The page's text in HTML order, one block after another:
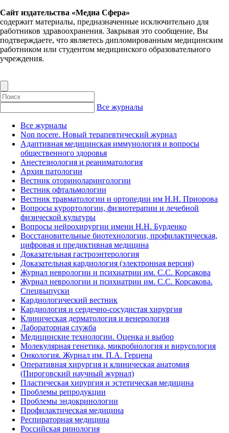
Сайт издательства «Медиа Сфера»
содержит материалы, предназначенные исключительно для
работников здравоохранения. Закрывая это сообщение, Вы
подтверждаете, что являетесь дипломированным медицинским
работником или студентом медицинского образовательного
учреждения.
Все журналы
Все журналы
Non nocere. Новый терапевтический журнал
Адаптивная медицинская иммунология и вопросы
общественного здоровья
Анестезиология и реаниматология
Архив патологии
Вестник оториноларингологии
Вестник офтальмологии
Вестник травматологии и ортопедии им Н.Н. Приорова
Вопросы курортологии, физиотерапии и лечебной
физической культуры
Вопросы нейрохирургии имени Н.Н. Бурденко
Восстановительные биотехнологии, профилактическая,
цифровая и предиктивная медицина
Доказательная гастроэнтерология
Доказательная кардиология (электронная версия)
Журнал неврологии и психиатрии им. С.С. Корсакова
Журнал неврологии и психиатрии им. С.С. Корсакова.
Спецвыпуски
Кардиологический вестник
Кардиология и сердечно-сосудистая хирургия
Клиническая дерматология и венерология
Лабораторная служба
Медицинские технологии. Оценка и выбор
Молекулярная генетика, микробиология и вирусология
Онкология. Журнал им. П.А. Герцена
Оперативная хирургия и клиническая анатомия
(Пироговский научный журнал)
Пластическая хирургия и эстетическая медицина
Проблемы репродукции
Проблемы эндокринологии
Профилактическая медицина
Респираторная медицина
Российская ринология